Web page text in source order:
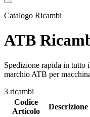
Catalogo Ricambi
ATB
Spedizione rapida in tutto
marchio ATB per
3 ricambi
Codice
Articolo
Descrizione